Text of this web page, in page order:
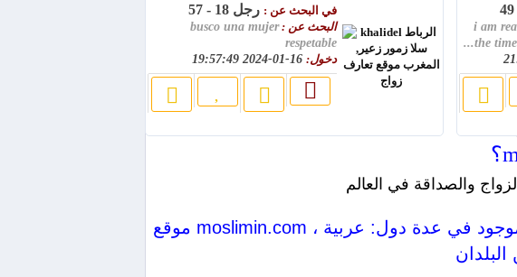
في البحث عن : رجل 18 - 57
البحث عن :busco una mujer
respetable
دخول:
i am
the time
والصداقة في العالم
موقع moslimin.com الخاص بنا: أفضل موقع في عالم الاجتماعات وحفلات الزفاف والصداقات موجود في عدة دول: عربية ،